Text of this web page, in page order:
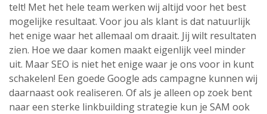
telt! Met het hele team werken wij altijd voor het best
mogelijke resultaat. Voor jou als klant is dat natuurlijk
het enige waar het allemaal om draait. Jij wilt resultaten
zien. Hoe we daar komen maakt eigenlijk veel minder
uit. Maar SEO is niet het enige waar je ons voor in kunt
schakelen! Een goede Google ads campagne kunnen wij
daarnaast ook realiseren. Of als je alleen op zoek bent
naar een sterke linkbuilding strategie kun je SAM ook